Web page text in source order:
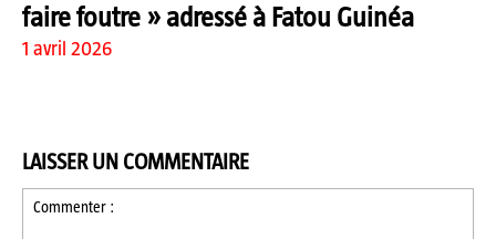
faire foutre » adressé à Fatou Guinéa
1 avril 2026
LAISSER UN COMMENTAIRE